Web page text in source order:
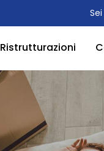
Ristrutturazioni